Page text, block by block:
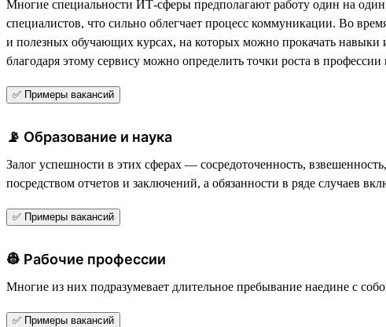
Многие специальности ИТ-сферы предполагают работу один на
специалистов, что сильно облегчает процесс коммуникации. Во
и полезных обучающих курсах, на которых можно прокачать
благодаря этому сервису можно определить точки роста в профессии
✅ Примеры вакансий
📡 Образование и наука
Залог успешности в этих сферах — сосредоточенность,
посредством отчетов и заключений, а обязанности в ряде случаев
✅ Примеры вакансий
👷 Рабочие профессии
Многие из них подразумевает длительное пребывание наедине с
✅ Примеры вакансий